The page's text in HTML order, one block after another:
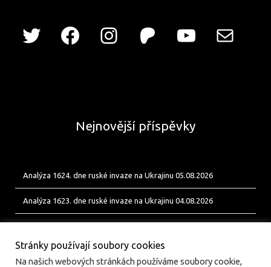
Nejnovější příspěvky
Analýza 1624. dne ruské invaze na Ukrajinu 05.08.2026
Analýza 1623. dne ruské invaze na Ukrajinu 04.08.2026
Stránky používají soubory cookies
Na našich webových stránkách používáme soubory cookie,